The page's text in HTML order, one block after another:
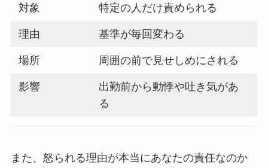
対象 特定の人だけ責められる
理由 基準が毎回変わる
場所 周囲の前で見せしめにされる
影響
出勤前から動悸や吐き気があ
る
また、怒られる理由が本当にあなたの責任なのか